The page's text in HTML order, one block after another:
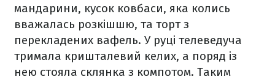
мандарини, кусок ковбаси, яка колись
вважалась розкішшю, та торт з
перекладених вафель. У руці телеведуча
тримала кришталевий келих, а поряд із
нею стояла склянка з компотом. Таким